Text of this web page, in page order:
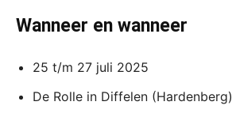
Wanneer en wanneer
25 t/m 27 juli 2025
De Rolle in Diffelen (Hardenberg)